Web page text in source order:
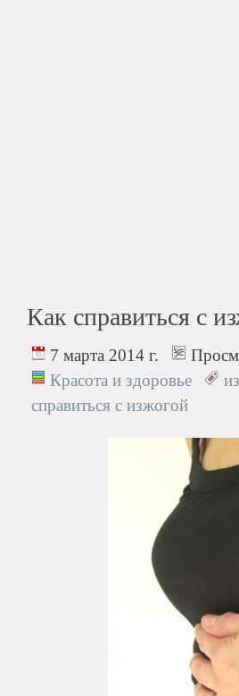
Как справиться с
7 марта 2014 г.
Красота и здоровье
справиться с изжогой